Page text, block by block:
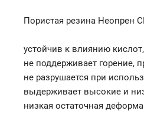
Пористая резина Неопрен
устойчив к влиянию
не поддерживает горение,
не разрушается при
выдерживает высокие и
низкая остаточная